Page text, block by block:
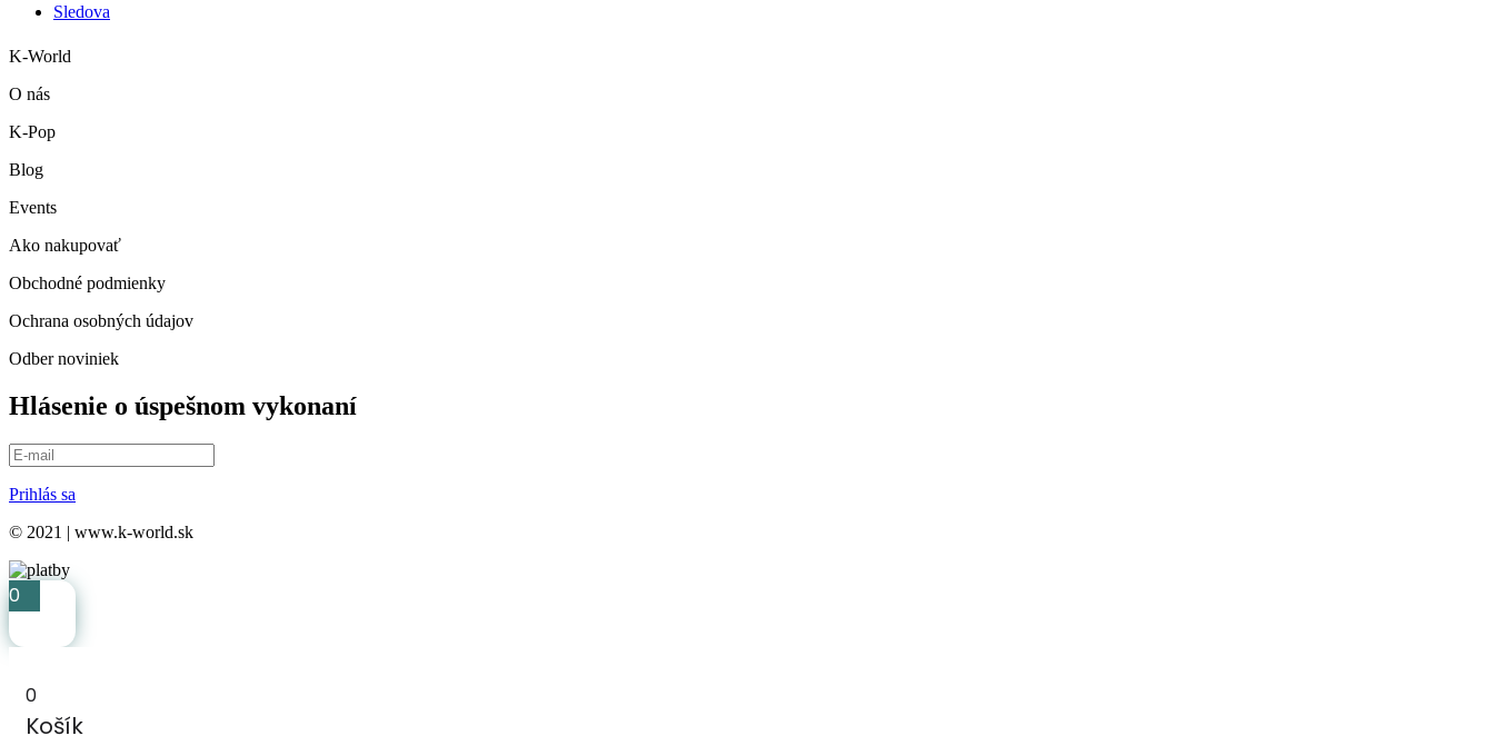
Sledova
K-World
O nás
K-Pop
Blog
Events
Ako nakupovať
Obchodné podmienky
Ochrana osobných údajov
Odber noviniek
Hlásenie o úspešnom vykonaní
Prihlás sa
© 2021 | www.k-world.sk
0
0
Košík